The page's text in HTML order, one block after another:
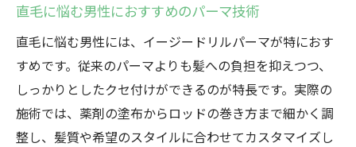
直毛に悩む男性におすすめのパーマ技術
直毛に悩む男性には、イージードリルパーマが特におす
すめです。従来のパーマよりも髪への負担を抑えつつ、
しっかりとしたクセ付けができるのが特長です。実際の
施術では、薬剤の塗布からロッドの巻き方まで細かく調
整し、髪質や希望のスタイルに合わせてカスタマイズし